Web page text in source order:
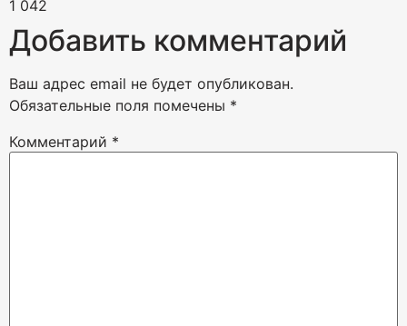
1 042
Добавить комментарий
Ваш адрес email не будет опубликован.
Обязательные поля помечены *
Комментарий *